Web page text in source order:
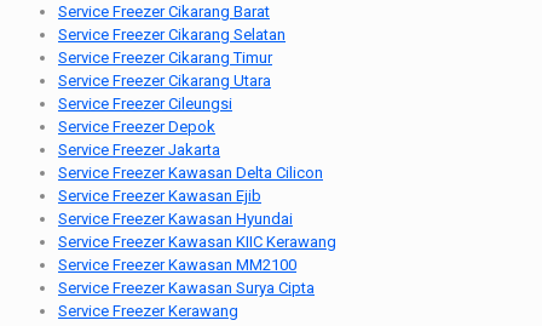
Service Freezer Cikarang Barat
Service Freezer Cikarang Selatan
Service Freezer Cikarang Timur
Service Freezer Cikarang Utara
Service Freezer Cileungsi
Service Freezer Depok
Service Freezer Jakarta
Service Freezer Kawasan Delta Cilicon
Service Freezer Kawasan Ejib
Service Freezer Kawasan Hyundai
Service Freezer Kawasan KIIC Kerawang
Service Freezer Kawasan MM2100
Service Freezer Kawasan Surya Cipta
Service Freezer Kerawang